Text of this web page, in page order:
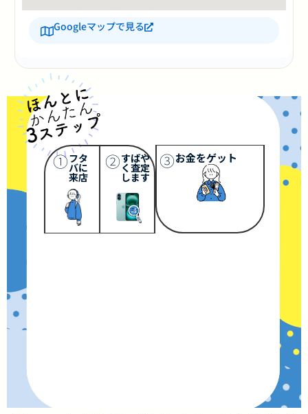
Googleマップで見る
①フタ
バに
来店
②すばや
く査定
します
③お金をゲット